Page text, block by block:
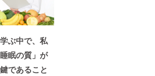
ぶ中で、私
眠の質」が
であること